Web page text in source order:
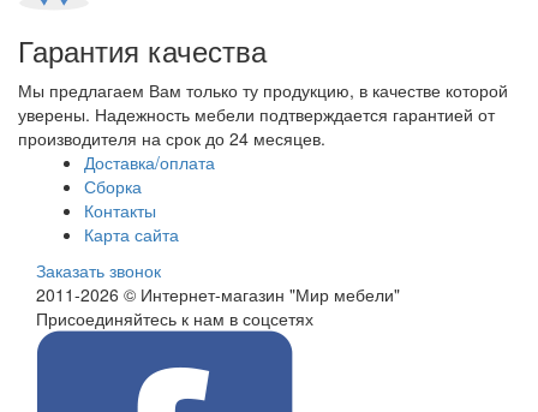
Гарантия качества
Мы предлагаем Вам только ту продукцию, в качестве которой
уверены. Надежность мебели подтверждается гарантией от
производителя на срок до 24 месяцев.
Доставка/оплата
Сборка
Контакты
Карта сайта
Заказать звонок
2011-2026 © Интернет-магазин "Мир мебели"
Присоединяйтесь к нам в соцсетях